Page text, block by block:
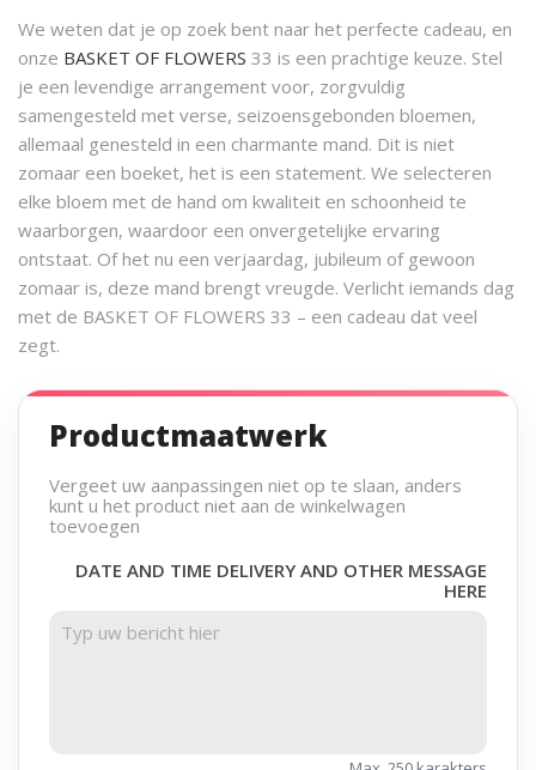
We weten dat je op zoek bent naar het perfecte cadeau, en
onze BASKET OF FLOWERS 33 is een prachtige keuze. Stel
je een levendige arrangement voor, zorgvuldig
samengesteld met verse, seizoensgebonden bloemen,
allemaal genesteld in een charmante mand. Dit is niet
zomaar een boeket, het is een statement. We selecteren
elke bloem met de hand om kwaliteit en schoonheid te
waarborgen, waardoor een onvergetelijke ervaring
ontstaat. Of het nu een verjaardag, jubileum of gewoon
zomaar is, deze mand brengt vreugde. Verlicht iemands dag
met de BASKET OF FLOWERS 33 – een cadeau dat veel
zegt.
Productmaatwerk
Vergeet uw aanpassingen niet op te slaan, anders
kunt u het product niet aan de winkelwagen
toevoegen
DATE AND TIME DELIVERY AND OTHER MESSAGE
HERE